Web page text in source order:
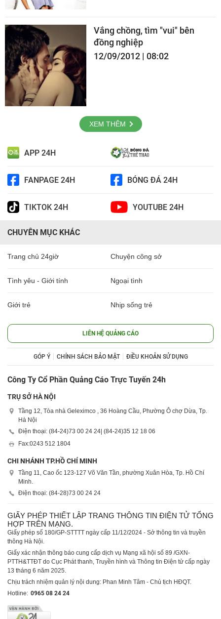
Vắng chồng, tìm "vui" bên
đồng nghiệp
12/09/2012 | 08:02
XEM THÊM
APP 24H
FANPAGE 24H BÓNG ĐÁ 24H
TIKTOK 24H YOUTUBE 24H
CHUYÊN MỤC KHÁC
Trang chủ 24giờ Chuyện công sở
Tình yêu - Giới tính Ngoại tình
Giới trẻ Nhịp sống trẻ
LIÊN HỆ QUẢNG CÁO
GÓP Ý CHÍNH SÁCH BẢO MẬT ĐIỀU KHOẢN SỬ DỤNG
Công Ty Cổ Phần Quảng Cáo Trực Tuyến 24h
TRỤ SỞ HÀ NỘI
Tầng 12, Tòa nhà Geleximco , 36 Hoàng Cầu, Phường Ô chợ Dừa, Tp.
Hà Nội
Điện thoại: (84-24)73 00 24 24 | (84-24)35 12 18 06
Fax:0243 512 1804
CHI NHÁNH TP.HỒ CHÍ MINH
Tầng 11, Cao ốc 123-127 Võ Văn Tần, phường Xuân Hòa, Tp. Hồ Chí
Minh.
Điện thoại: (84-28)73 00 24 24
GIẤY PHÉP THIẾT LẬP TRANG THÔNG TIN ĐIỆN TỬ TỔNG
HỢP TRÊN MẠNG.
Giấy phép số 180/GP-STTTT ngày cấp 11/12/2024 - Sở thông tin và truyền
thông Hà Nội.
Giấy xác nhận thông báo cung cấp dịch vụ Mạng xã hội số 89 /GXN-
PTTH&TTĐT do Cục Phát thanh, Truyền hình và Thông tin Điện tử cấp ngày
13 tháng 6 năm 2025.
Chịu trách nhiệm quản lý nội dung: Phan Minh Tâm - Chủ tịch HĐQT.
Hotline: 0965 08 24 24